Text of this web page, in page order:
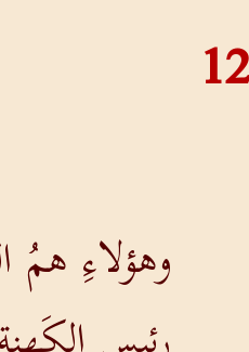
12
وهؤلاءِ همُ